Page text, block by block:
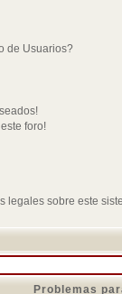
de Usuarios?
foro!
sobre este
Problemas